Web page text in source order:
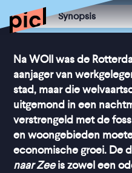
Synopsis
Na WOII was de
aanjager van
stad, maar die
uitgemond in een
verstrengeld met de
en woongebieden
economische groei. De
naar Zeeis zowel een